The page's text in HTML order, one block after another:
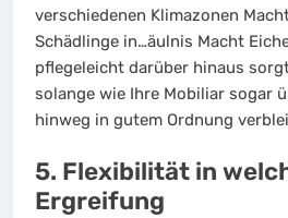
verschiedenen Klimazonen
Schädlinge in…äulnis Macht
pflegeleicht darüber hinaus
solange wie Ihre Mobiliar sogar
hinweg in gutem Ordnung
5. Flexibilität in
Ergreifung